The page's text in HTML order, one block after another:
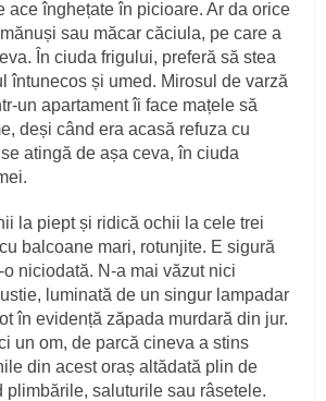
ace înghețate în picioare. Ar da orice
sau măcar căciula, pe care a
În ciuda frigului, preferă să stea
întunecos și umed. Mirosul de varză
apartament îi face mațele să
deși când era acasă refuza cu
atingă de așa ceva, în ciuda
la piept și ridică ochii la cele trei
balcoane mari, rotunjite. E sigură
niciodată. N‑a mai văzut nici
luminată de un singur lampadar
în evidență zăpada murdară din jur.
un om, de parcă cineva a stins
din acest oraș altădată plin de
plimbările, saluturile sau râsetele.